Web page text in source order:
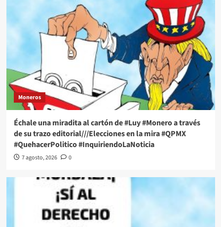
Moneros
Échale una miradita al cartón de #Luy #Monero a través
de su trazo editorial///Elecciones en la mira #QPMX
#QuehacerPolitico #InquiriendoLaNoticia
7 agosto, 2026 0